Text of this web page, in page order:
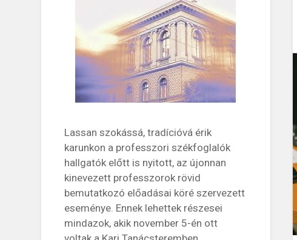
Lassan szokássá, tradícióvá érik
karunkon a professzori székfoglalók
hallgatók előtt is nyitott, az újonnan
kinevezett professzorok rövid
bemutatkozó előadásai köré szervezett
eseménye. Ennek lehettek részesei
mindazok, akik november 5-én ott